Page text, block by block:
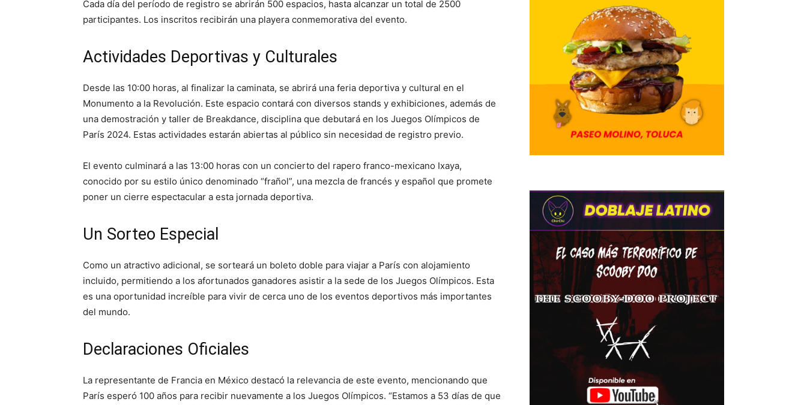
Cada día del período de registro se abrirán 500 espacios, hasta alcanzar un total de 2500
participantes. Los inscritos recibirán una playera conmemorativa del evento.
Actividades Deportivas y Culturales
Desde las 10:00 horas, al finalizar la caminata, se abrirá una feria deportiva y cultural en el
Monumento a la Revolución. Este espacio contará con diversos stands y exhibiciones, además de
una demostración y taller de Breakdance, disciplina que debutará en los Juegos Olímpicos de
París 2024. Estas actividades estarán abiertas al público sin necesidad de registro previo.
El evento culminará a las 13:00 horas con un concierto del rapero franco-mexicano Ixaya,
conocido por su estilo único denominado “frañol”, una mezcla de francés y español que promete
poner un cierre espectacular a esta jornada deportiva.
Un Sorteo Especial
Como un atractivo adicional, se sorteará un boleto doble para viajar a París con alojamiento
incluido, permitiendo a los afortunados ganadores asistir a la sede de los Juegos Olímpicos. Esta
es una oportunidad increíble para vivir de cerca uno de los eventos deportivos más importantes
del mundo.
Declaraciones Oficiales
La representante de Francia en México destacó la relevancia de este evento, mencionando que
París esperó 100 años para recibir nuevamente a los Juegos Olímpicos. “Estamos a 53 días de que